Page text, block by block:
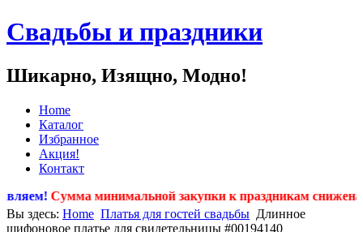
Свадьбы и праздники
Шикарно, Изящно, Модно!
Home
Каталог
Избранное
Акция!
Контакт
Сумма минимальной закупки к праздникам снижена
Вы здесь: Home Платья для гостей свадьбы Длинное
шифоновое платье для свидетельницы #00194140